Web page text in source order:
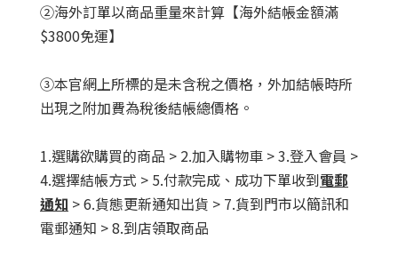
②海外訂單以商品重量來計算【海外結帳金額滿
$3800免運】
③本官網上所標的是未含稅之價格，外加結帳時所
出現之附加費為稅後結帳總價格。
1.選購欲購買的商品 > 2.加入購物車 > 3.登入會員 >
4.選擇結帳方式 > 5.付款完成、成功下單收到電郵
通知 > 6.貨態更新通知出貨 > 7.貨到門市以簡訊和
電郵通知 > 8.到店領取商品